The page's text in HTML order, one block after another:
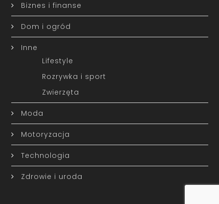
Biznes i finanse
Dom i ogród
Inne
Lifestyle
Rozrywka i sport
Zwierzęta
Moda
Motoryzacja
Technologia
Zdrowie i uroda